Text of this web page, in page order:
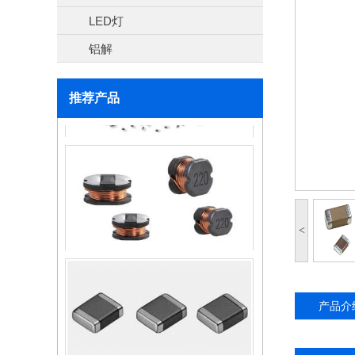
LED灯
铝解
推荐产品
电容
电感器
<
产品介